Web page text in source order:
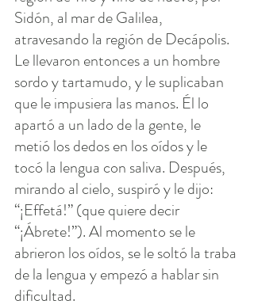
Sidón, al mar de Galilea,
atravesando la región de Decápolis.
Le llevaron entonces a un hombre
sordo y tartamudo, y le suplicaban
que le impusiera las manos. Él lo
apartó a un lado de la gente, le
metió los dedos en los oídos y le
tocó la lengua con saliva. Después,
mirando al cielo, suspiró y le dijo:
“¡Effetá!” (que quiere decir
“¡Ábrete!”). Al momento se le
abrieron los oídos, se le soltó la traba
de la lengua y empezó a hablar sin
dificultad.